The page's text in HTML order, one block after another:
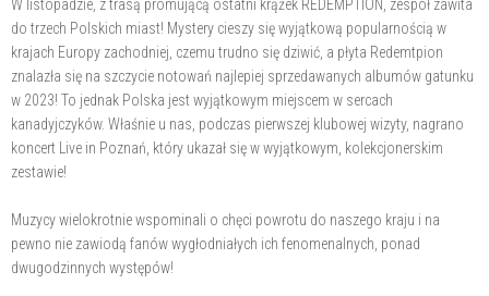
W listopadzie, z trasą promującą ostatni krążek REDEMPTION, zespół zawita
do trzech Polskich miast! Mystery cieszy się wyjątkową popularnością w
krajach Europy zachodniej, czemu trudno się dziwić, a płyta Redemtpion
znalazła się na szczycie notowań najlepiej sprzedawanych albumów gatunku
w 2023! To jednak Polska jest wyjątkowym miejscem w sercach
kanadyjczyków. Właśnie u nas, podczas pierwszej klubowej wizyty, nagrano
koncert Live in Poznań, który ukazał się w wyjątkowym, kolekcjonerskim
zestawie!
Muzycy wielokrotnie wspominali o chęci powrotu do naszego kraju i na
pewno nie zawiodą fanów wygłodniałych ich fenomenalnych, ponad
dwugodzinnych występów!